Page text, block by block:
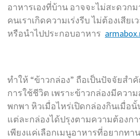
อาหารเองที่บ้าน อาจจะไม่สะดวก
คนเราเกิดความเร่งรีบ ไม่ต้องเสียเ
หรือนำไปประกอบอาหาร
ทำให้ “ข้าวกล่อง” ถือเป็นปัจจัยสำ
การใช้ชีวิต เพราะข้าวกล่องมีควา
พกพา หิวเมื่อไหร่เปิดกล่องกินเมื่อ
แต่ละกล่องได้ปรุงตามความต้องก
เพียงแค่เลือกเมนูอาหารที่อยากทา